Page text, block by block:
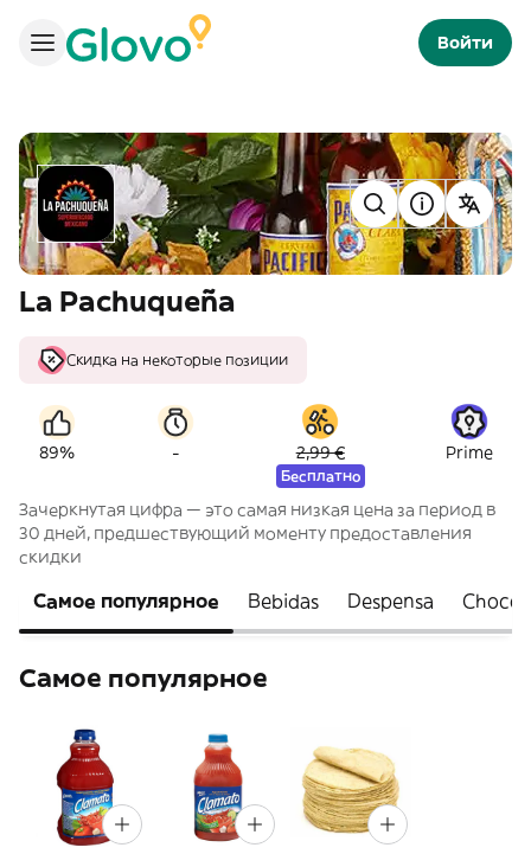
Войти
La Pachuqueña
Скидка на некоторые позиции
89% - 2,99 €
Бесплатно
Prime
Зачеркнутая цифра — это самая низкая цена за период в
30 дней, предшествующий моменту предоставления
скидки
Самое популярное Bebidas Despensa
Самое популярное